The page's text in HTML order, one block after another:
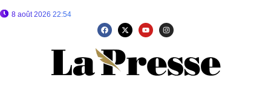
8 août 2026 22:54